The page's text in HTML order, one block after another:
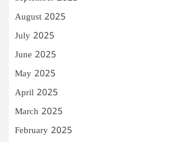
August 2025
July 2025
June 2025
May 2025
April 2025
March 2025
February 2025